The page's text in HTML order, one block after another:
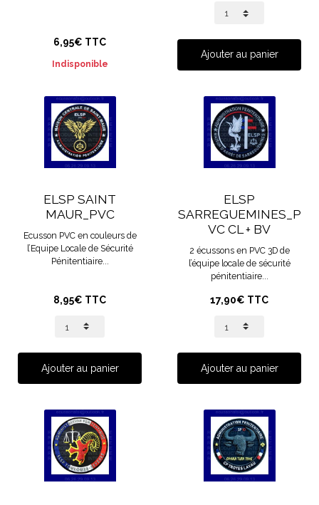
6,95€ TTC
Indisponible
Ajouter au panier
ELSP SAINT
MAUR_PVC
Ecusson PVC en couleurs de
l’Equipe Locale de Sécurité
Pénitentiaire...
8,95€ TTC
Ajouter au panier
ELSP
SARREGUEMINES_P
VC CL + BV
2 écussons en PVC 3D de
l’équipe locale de sécurité
pénitentiaire...
17,90€ TTC
Ajouter au panier